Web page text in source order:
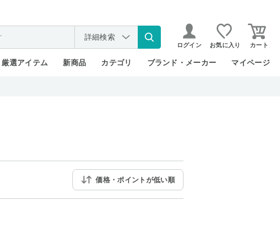
詳細検索
ログイン お気に入り カート
厳選アイテム 新商品 カテゴリ ブランド・メーカー マイページ
価格・ポイントが低い順